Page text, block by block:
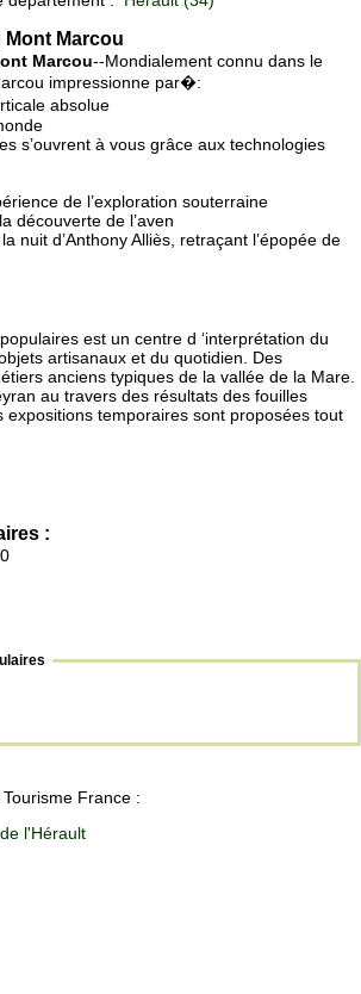
Marcou
Marcou--Mondialement connu dans le
impressionne par�:
absolue
s’ouvrent à vous grâce aux technologies
de l’exploration souterraine
découverte de l’aven
nuit d’Anthony Alliès, retraçant l’épopée de
est un centre d ‘interprétation du
artisanaux et du quotidien. Des
anciens typiques de la vallée de la Mare.
au travers des résultats des fouilles
temporaires sont proposées tout
:
France :
l'Hérault